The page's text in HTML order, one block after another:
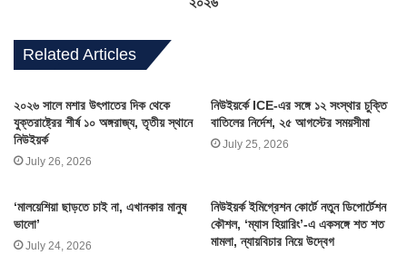
অংশগ্রহণের জন্য আন্তরিকভাবে আহ্বান
ছবি: ফোটোসাংবাদিক নেহার সিদ্দিকী
Related Articles
২০২৬ সালে মশার উৎপাতের দিক থেকে
যুক্তরাষ্ট্রের শীর্ষ ১০ অঙ্গরাজ্য, তৃতীয় স্থানে
নিউইয়র্ক
July 26, 2026
নিউইয়র্কে ICE-এর সঙ্গে ১২ সংস্থার চুক্তি
বাতিলের নির্দেশ, ২৫ আগস্টের সময়সীমা
July 25, 2026
‘মালয়েশিয়া ছাড়তে চাই না, এখানকার মানুষ
ভালো’
July 24, 2026
নিউইয়র্ক ইমিগ্রেশন কোর্টে নতুন ডিপোর্টেশন
কৌশল, ‘ম্যাস হিয়ারিং’-এ একসঙ্গে শত শত
মামলা, ন্যায়বিচার নিয়ে উদ্বেগ